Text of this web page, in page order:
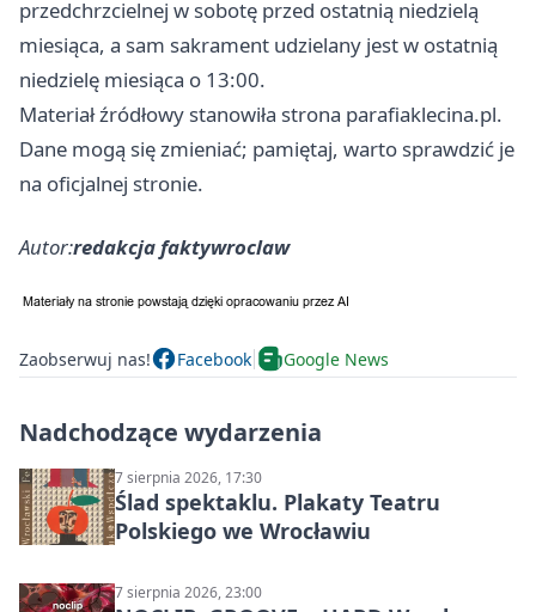
przedchrzcielnej w sobotę przed ostatnią niedzielą
miesiąca, a sam sakrament udzielany jest w ostatnią
niedzielę miesiąca o 13:00.
Materiał źródłowy stanowiła strona parafiaklecina.pl.
Dane mogą się zmieniać; pamiętaj, warto sprawdzić je
na oficjalnej stronie.
Autor:redakcja faktywroclaw
Zaobserwuj nas! Facebook Google News
Nadchodzące wydarzenia
7 sierpnia 2026, 17:30
Ślad spektaklu. Plakaty Teatru
Polskiego we Wrocławiu
7 sierpnia 2026, 23:00